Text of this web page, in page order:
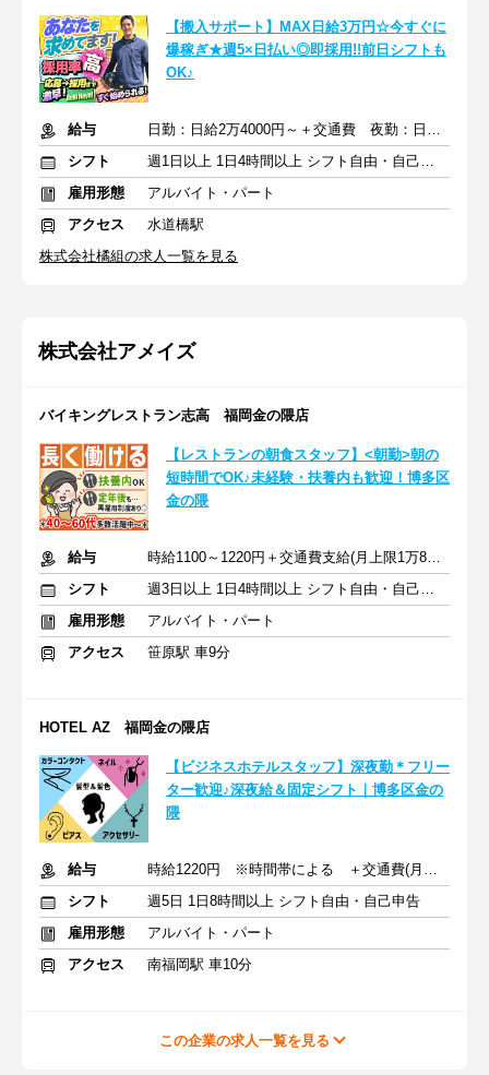
【搬入サポート】MAX日給3万円☆今すぐに
爆稼ぎ★週5×日払い◎即採用!!前日シフトも
OK♪
給与
日勤：日給2万4000円～＋交通費 夜勤：日給3万円～＋交通費
シフト
週1日以上 1日4時間以上 シフト自由・自己申告
雇用形態
アルバイト・パート
アクセス
水道橋駅
株式会社橘組の求人一覧を見る
株式会社アメイズ
バイキングレストラン志高 福岡金の隈店
【レストランの朝食スタッフ】<朝勤>朝の
短時間でOK♪未経験・扶養内も歓迎！博多区
金の隈
給与
時給1100～1220円＋交通費支給(月上限1万8900円)
シフト
週3日以上 1日4時間以上 シフト自由・自己申告
雇用形態
アルバイト・パート
アクセス
笹原駅 車9分
HOTEL AZ 福岡金の隈店
【ビジネスホテルスタッフ】深夜勤＊フリー
ター歓迎♪深夜給＆固定シフト｜博多区金の
隈
給与
時給1220円 ※時間帯による ＋交通費(月上限1万8900円)
シフト
週5日 1日8時間以上 シフト自由・自己申告
雇用形態
アルバイト・パート
アクセス
南福岡駅 車10分
この企業の求人一覧を見る